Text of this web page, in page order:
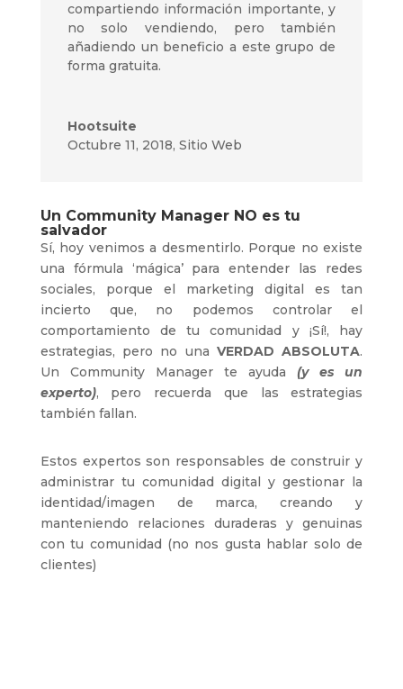
compartiendo información importante, y
no solo vendiendo, pero también
añadiendo un beneficio a este grupo de
forma gratuita.
Hootsuite
Octubre 11, 2018, Sitio Web
Un Community Manager NO es tu
salvador
Sí, hoy venimos a desmentirlo. Porque no existe
una fórmula ‘mágica’ para entender las redes
sociales, porque el marketing digital es tan
incierto que, no podemos controlar el
comportamiento de tu comunidad y ¡Sí!, hay
estrategias, pero no una VERDAD ABSOLUTA.
Un Community Manager te ayuda(y es un
experto), pero recuerda que las estrategias
también fallan.
Estos expertos son responsables de construir y
administrar tu comunidad digital y gestionar la
identidad/imagen de marca, creando y
manteniendo relaciones duraderas y genuinas
con tu comunidad (no nos gusta hablar solo de
clientes)